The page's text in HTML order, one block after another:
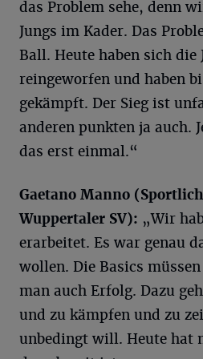
das Problem sehe, denn
Jungs im Kader. Das
Ball. Heute haben sich die
reingeworfen und haben
gekämpft. Der Sieg ist
anderen punkten ja auch.
das erst einmal.“
Gaetano Manno
Wuppertaler SV): „Wir
erarbeitet. Es war genau
wollen. Die Basics
man auch Erfolg. Dazu
und zu kämpfen und zu
unbedingt will. Heute hat